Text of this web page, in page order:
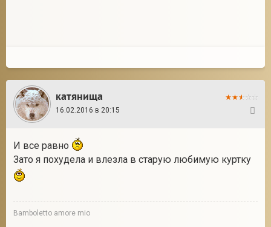
катянища
16.02.2016 в 20:15
И все равно
Зато я похудела и влезла в старую любимую куртку
Bamboletto amore mio